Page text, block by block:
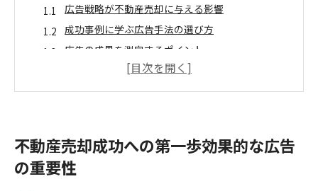
広告戦略が不動産売却に与える影響
成功事例に学ぶ広告手法の選び方
広告の成果を測定するポイント
効果的な広告メディアの選定方法
不動産売却におけるブランド構築の重要性
活動を加速
最新の市場データを活用した広告戦略
不動産売却成功への第一歩効果的な広告
の重要性